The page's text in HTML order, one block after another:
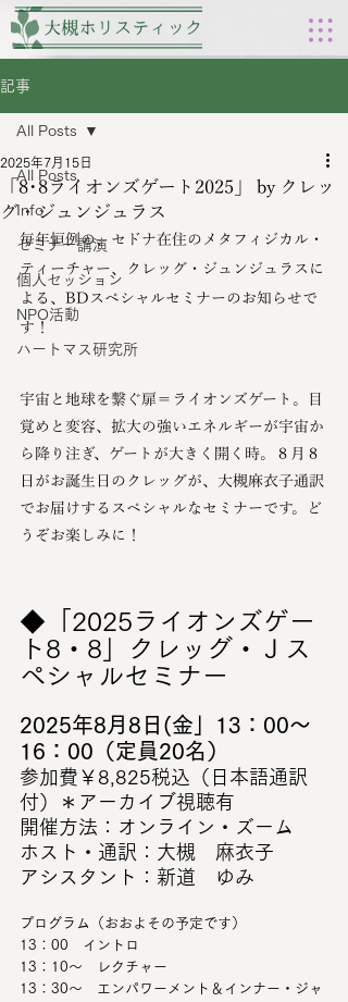
記事
All Posts
Info
セミナー講演
個人セッション
NPO活動
ハートマス研究所
All Posts
「8･8ライオンズゲート2025」 by クレッ
グ・ジュンジュラス
2025年7月15日
毎年恒例の、セドナ在住のメタフィジカル・
ティーチャー、クレッグ・ジュンジュラスに
よる、BDスペシャルセミナーのお知らせで
す！
宇宙と地球を繋ぐ扉＝ライオンズゲート。目
覚めと変容、拡大の強いエネルギーが宇宙か
ら降り注ぎ、ゲートが大きく開く時。８月８
日がお誕生日のクレッグが、大槻麻衣子通訳
でお届けするスペシャルなセミナーです。ど
うぞお楽しみに！
◆「2025ライオンズゲー
ト8・8」クレッグ・Ｊス
ペシャルセミナー
2025年8月8日(金」13：00～
16：00（定員20名）
参加費￥8,825税込（日本語通訳
付）＊アーカイブ視聴有
開催方法：オンライン・ズーム
ホスト・通訳：大槻　麻衣子
アシスタント：新道　ゆみ
プログラム（おおよその予定です）
13：00　イントロ
13：10～　レクチャー
13：30～　エンパワーメント＆インナー・ジャ